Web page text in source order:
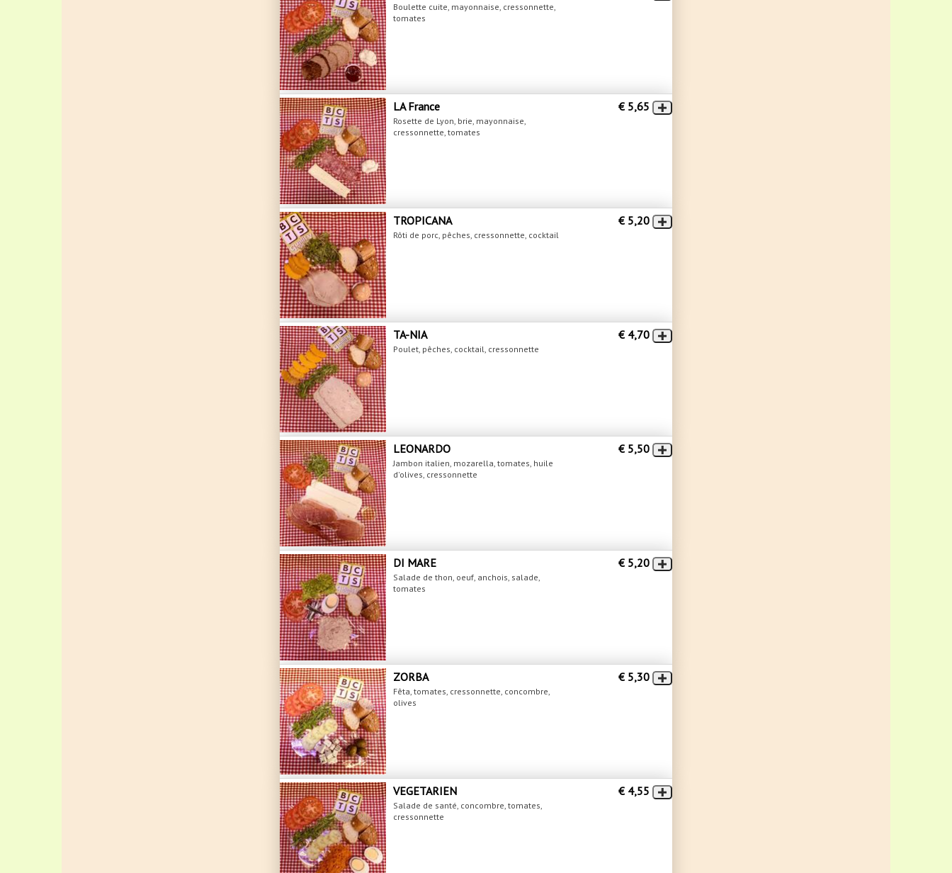
Boulette cuite, mayonnaise, cressonnette,
tomates
LA France
Rosette de Lyon, brie, mayonnaise,
cressonnette, tomates
€ 5,65
TROPICANA
Rôti de porc, pêches, cressonnette, cocktail
€ 5,20
TA-NIA
Poulet, pêches, cocktail, cressonnette
€ 4,70
LEONARDO
Jambon italien, mozarella, tomates, huile
d'olives, cressonnette
€ 5,50
DI MARE
Salade de thon, oeuf, anchois, salade,
tomates
€ 5,20
ZORBA
Fêta, tomates, cressonnette, concombre,
olives
€ 5,30
VEGETARIEN
Salade de santé, concombre, tomates,
cressonnette
€ 4,55